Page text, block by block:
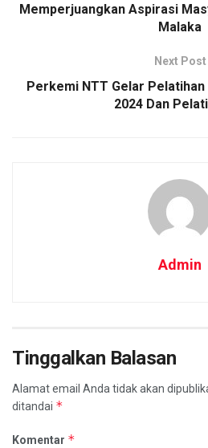
Memperjuangkan Aspirasi
Malaka
Next Post
Perkemi NTT Gelar Pelatihan
2024 Dan
Admin
Tinggalkan Balasan
Alamat email Anda tidak akan
ditandai *
Komentar *